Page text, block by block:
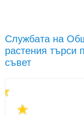
Службата на
растения търси
съвет